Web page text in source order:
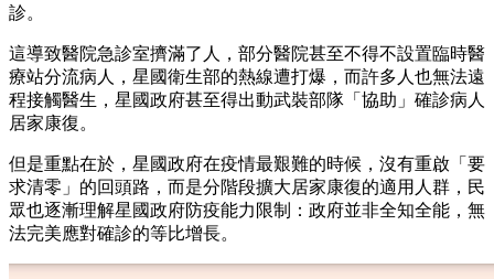
診。
這導致醫院急診室擠滿了人，部分醫院甚至不得不設置臨時醫
療站分流病人，星國衛生部的熱線遭打爆，而許多人也無法遠
程接觸醫生，星國政府甚至得出動武裝部隊「協助」確診病人
居家康復。
但是重點在於，星國政府在疫情最艱難的時候，沒有重啟「要
求清零」的回頭路，而是分階段擴大居家康復的適用人群，民
眾也逐漸理解星國政府防疫能力限制：政府並非全知全能，無
法完美應對確診的等比增長。